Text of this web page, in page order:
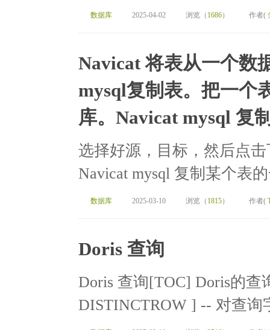
数据库 2025-04-02 浏览（ 1686） 作者(
Navicat 将表从一个数
mysql复制表。把一个
库。Navicat mysql 复
选择好源，目标，然后点
Navicat mysql 复制某个表
数据库 2025-03-10 浏览（ 1815） 作者(
Doris 查询
Doris 查询[TOC] Doris的查
DISTINCTROW ] -- 对查询